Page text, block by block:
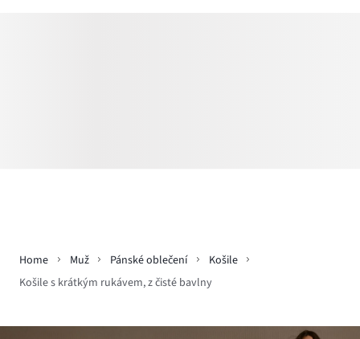
Home Muž Pánské oblečení
Košile
Košile s krátkým rukávem, z čisté bavlny